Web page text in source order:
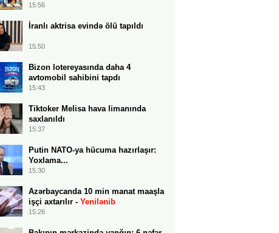
15:56
İranlı aktrisa evində ölü tapıldı
15:50
Bizon lotereyasında daha 4
avtomobil sahibini tapdı
15:43
Tiktoker Melisa hava limanında
saxlanıldı
15:37
Putin NATO-ya hücuma hazırlaşır:
Yoxlama...
15:30
Azərbaycanda 10 min manat maaşla
işçi axtarılır - Yenilənib
15:26